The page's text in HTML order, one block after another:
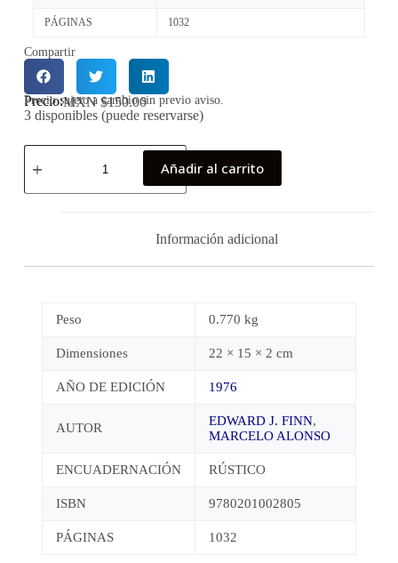
PÁGINAS 1032
Compartir
Precio:MXN $150.00
Precio sujeto a cambio sin previo aviso.
3 disponibles (puede reservarse)
Añadir al carrito
Información adicional
Peso 0.770 kg
Dimensiones 22 × 15 × 2 cm
AÑO DE EDICIÓN 1976
AUTOR EDWARD J. FINN,
MARCELO ALONSO
ENCUADERNACIÓN RÚSTICO
ISBN 9780201002805
PÁGINAS 1032